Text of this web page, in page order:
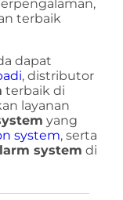
terbaik
dapat
, distributor
terbaik di
layanan
yang
system, serta
system di